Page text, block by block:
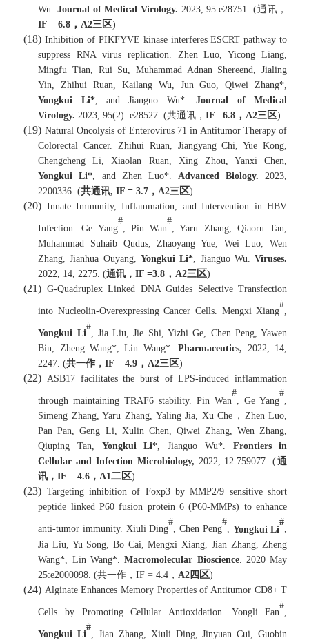
Wu.
Journal of Medical Virology. 2023, 95:e28751. (通讯，
IF =6.8 ， A2三 区)
(18)Inhibition of PIKFYVE kinase interferes ESCRT pathway to
suppress RNA virus replication.
Zhen Luo, Yicong Liang,
Mingfu Tian, Rui Su, Muhammad Adnan Shereend, Jialing
Yin, Zhihui Ruan, Kailang Wu, Jun Guo, Qiwei Zhang*,
Yongkui Li*, and Jianguo Wu*.Journal of Medical
Virology. 2023, 95(2): e28527 (共通讯，IF =6.8 ， A2三 区)
(19) Natural Oncolysis of Enterovirus 71 in Antitumor Therapy of
Colorectal Cancer. Zhihui Ruan, Jiangyang Chi, Yue Kong,
Chengcheng Li, Xiaolan Ruan, Xing Zhou, Yanxi Chen,
Yongkui Li* , and Zhen Luo*. Advanced Biology. 2023,
2200336. (共通讯, IF = 3.7 ， A2三 区)
(20) Innate Immunity, Inflammation, and Intervention in HBV
Infection. Ge Yang
#
, Pin Wan
#
, Yaru Zhang, Qiaoru Tan,
Muhammad Suhaib Qudus, Zhaoyang Yue, Wei Luo, Wen
Zhang, Jianhua Ouyang,Yongkui Li* , Jianguo Wu.Viruses.
2022, 14, 2275. (通讯，IF =3.8 ， A2三 区)
(21) G-Quadruplex Linked DNA Guides Selective Transfection
into Nucleolin-Overexpressing Cancer Cells. Mengxi Xiang
#
,
Yongkui Li
#
, Jia Liu, Jie Shi, Yizhi Ge, Chen Peng, Yawen
Bin, Zheng Wang*, Lin Wang*.Pharmaceutics, 2022, 14,
2247. (共一作，IF =4.9 ， A2三区)
(22) ASB17 facilitates the burst of LPS-induced inflammation
through maintaining TRAF6 stability. Pin Wan
#
, Ge Yang
#
,
Simeng Zhang, Yaru Zhang, Yaling Jia, Xu Che ， Zhen Luo,
Pan Pan, Geng Li, Xulin Chen, Qiwei Zhang, Wen Zhang,
Qiuping Tan, Yongkui Li*, Jianguo Wu*. Frontiers in
Cellular and Infection Microbiology, 2022, 12:759077. (通
讯，IF =4.6 ，A1二区)
(23) Targeting inhibition of Foxp3 by MMP2/9 sensitive short
peptide linked P60 fusion protein 6 (P60-MMPs) to enhance
anti-tumor immunity. Xiuli Ding
#
, Chen Peng
#
, Yongkui Li
#
,
Jia Liu, Yu Song, Bo Cai, Mengxi Xiang, Jian Zhang, Zheng
Wang*, Lin Wang*.Macromolecular Bioscience. 2020 May
25:e2000098. (共一作，IF = 4.4 ， A2 四 区)
(24) Alginate Enhances Memory Properties of Antitumor CD8+ T
Cells by Promoting Cellular Antioxidation. Yongli Fan
#
Yongkui Li
#
, Jian Zhang, Xiuli Ding, Jinyuan Cui, Guobin